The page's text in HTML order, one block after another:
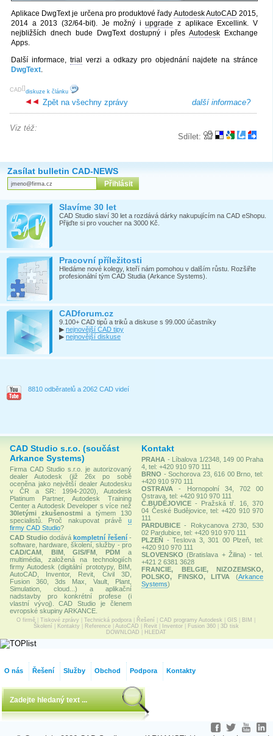
Aplikace DwgText je určena pro produktové řady AutodeskAutoCAD 2015,
2014 a 2013 (32/64-bit). Je možný iupgrade z aplikace Excellink. V
nejbližších dnech bude DwgText dostupný i přes Autodesk Exchange
Apps.
Další informace, trial
verzi a odkazy pro objednání najdete na stránce
DwgText.
[
CAD ]
diskuze k článku
další informace?
Zpět na všechny zprávy
Sdílet:
Viz též:
Zasílat bulletin CAD-NEWS
Slavíme 30 let
CAD Studio slaví 30 let a rozdává dárky nakupujícím na CAD eShopu.
Přijďte si pro voucher na 3000 Kč.
Pracovní příležitosti
Hledáme nové kolegy, kteří nám pomohou v dalším růstu. Rozšiřte
profesionální tým CAD Studia (Arkance Systems).
CADforum.cz
9.100+ CAD tipů a triků a diskuse s 99.000 účastníky
▶ nejnovější CAD tipy
▶ nejnovější diskuse
8810 odběratelů a 2062 CAD videí
CAD Studio s.r.o. (součást
Arkance Systems)
Firma CAD Studio s.r.o. je autorizovaný
dealer Autodesk (již 26x po sobě
oceněna jako největší dealer Autodesku
v ČR a SR: 1994-2020), Autodesk
Platinum Partner, Autodesk Training
Center a Autodesk Developer s více než
30letými zkušenostmia týmem 130
specialistů. Proč nakupovat právě u
firmy CAD Studio?
CAD Studio dodávákompletní řešení-
software, hardware, školení, služby - pro
CAD/CAM
BIM,GIS/FM ,PDM a
multimédia, založená na technologiích
firmy Autodesk (digitální prototypy, BIM,
AutoCAD, Inventor, Revit, Civil 3D,
Fusion 360, 3ds Max, Vault, Plant,
Simulation, cloud...) a aplikační
nadstavby pro konkrétní profese (i
vlastní vývoj). CAD Studio je členem
evropské skupiny ARKANCE.
Kontakt
PRAHA - Líbalova 1/2348, 149 00 Praha
4, tel: +420 910 970 111
BRNO - Sochorova 23, 616 00 Brno, tel:
+420 910 970 111
OSTRAVA
- Hornopolní 34, 702 00
Ostrava, tel: +420 910 970 111
Č.BUDĚJOVICE - Pražská tř. 16, 370
04 České Budějovice, tel: +420 910 970
111
PARDUBICE - Rokycanova 2730, 530
02 Pardubice, tel: +420 910 970 111
PLZEŇ - Teslova 3, 301 00 Plzeň, tel:
+420 910 970 111
SLOVENSKO (Bratislava + Žilina) - tel.
+421 2 6381 3628
FRANCIE, BELGIE, NIZOZEMSKO,
POLSKO, FINSKO, LITVA
(Arkance
Systems)
O firmě Tiskové zprávy Technická podpora Řešení CAD programy Autodesk GIS BIM
Školení
Kontakty Reference| AutoCAD Revit Inventor| Fusion 360| 3D tisk
DOWNLOAD
HLEDAT
O nás Řešení Služby Obchod Podpora Kontakty